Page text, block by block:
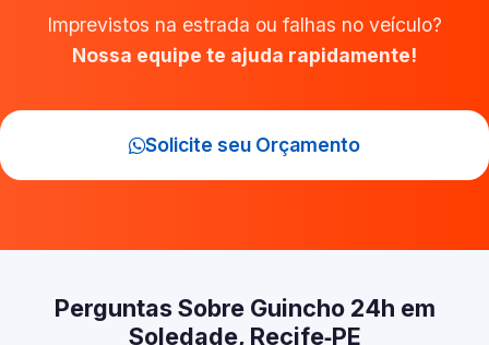
Imprevistos na estrada ou falhas no veículo?
Nossa equipe te ajuda rapidamente!
Solicite seu Orçamento
Perguntas Sobre Guincho 24h em
Soledade, Recife‑PE